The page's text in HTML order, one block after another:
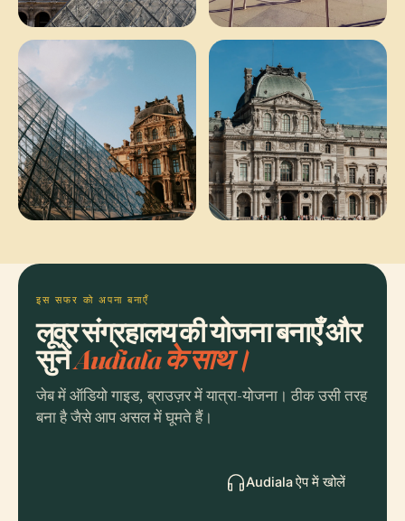
इस सफर को अपना बनाएँ
लूव्र संग्रहालय की योजना बनाएँ और
सुनेंAudiala के साथ।
जेब में ऑडियो गाइड, ब्राउज़र में यात्रा-योजना। ठीक उसी तरह
बना है जैसे आप असल में घूमते हैं।
Audiala ऐप में खोलें